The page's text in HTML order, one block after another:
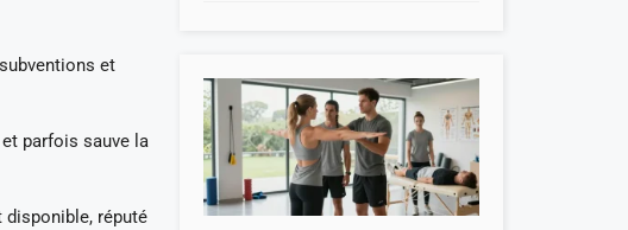
et
parfois sauve la
disponible, réputé